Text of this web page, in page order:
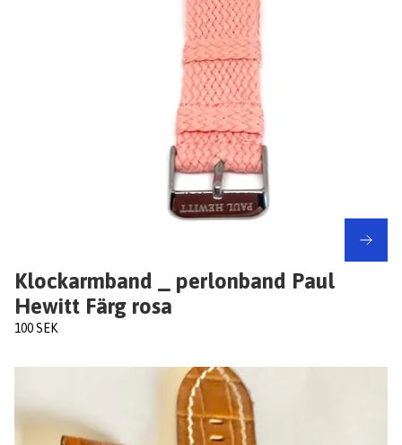
Klockarmband _ perlonband Paul
Hewitt Färg rosa
100 SEK